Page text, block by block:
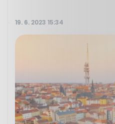
19. 6. 2023 15:34